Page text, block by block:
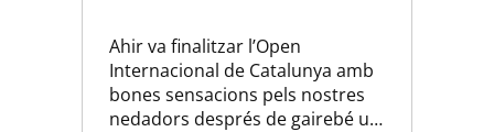
Ahir va finalitzar l’Open
Internacional de Catalunya amb
bones sensacions pels nostres
nedadors després de gairebé un